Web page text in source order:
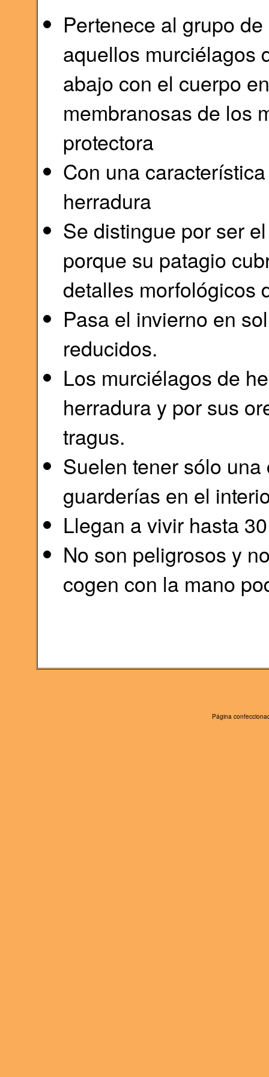
Pertenece al grupo
aquellos murciélagos
abajo con el cuerpo
membranosas de los
protectora
Con una
herradura
Se distingue por ser
porque su patagio
detalles morfológicos
Pasa el invierno en
reducidos.
Los murciélagos de
herradura y por sus
tragus.
Suelen tener sólo
guarderías en el
Llegan a vivir hasta
No son peligrosos y
cogen con la mano
Página